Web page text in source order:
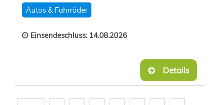
Autos & Fahrräder
Einsendeschluss: 14.08.2026
Details